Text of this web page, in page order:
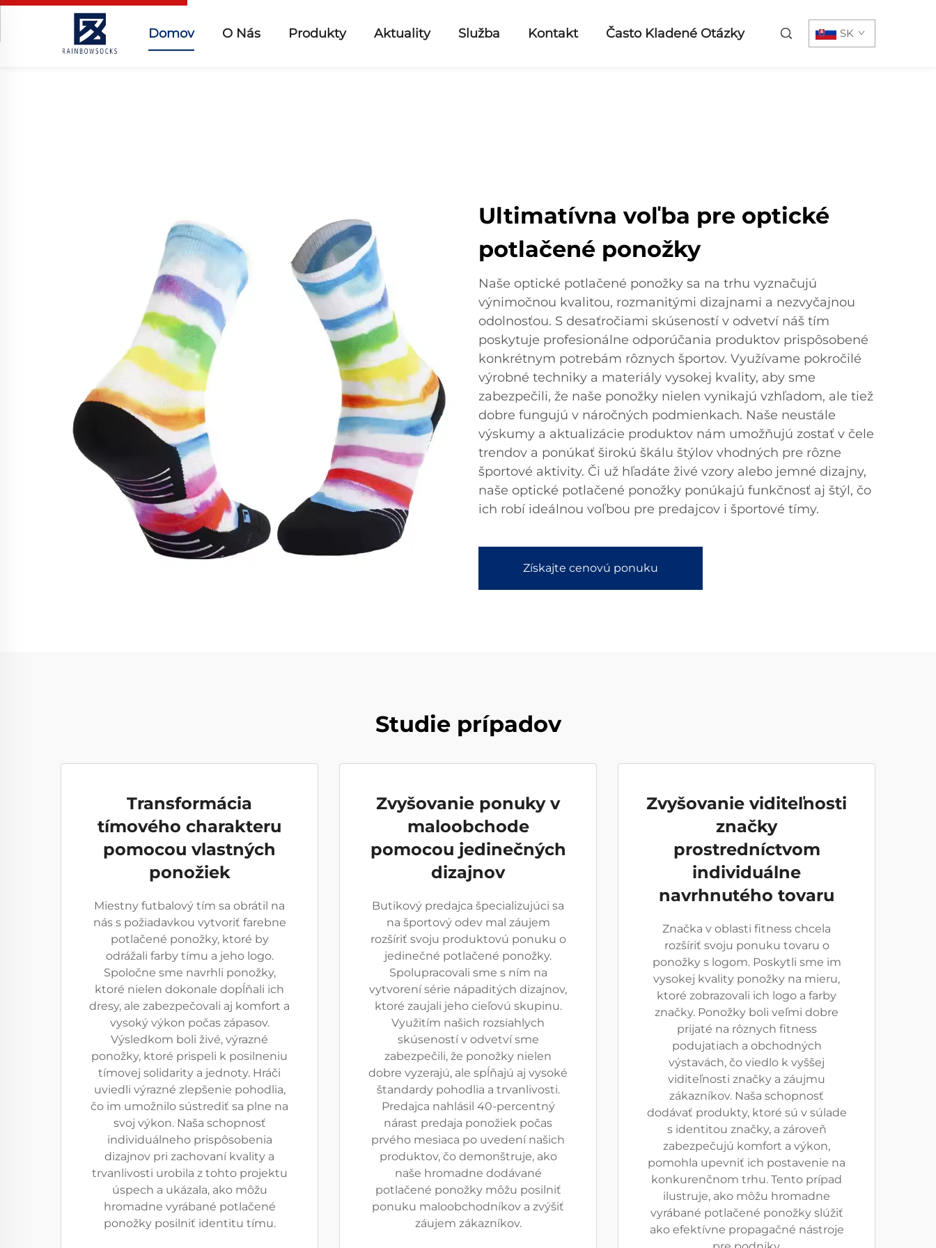
Domov O Nás Produkty Aktuality Služba Kontakt Často Kladené Otázky SK
Ultimatívna voľba pre optické
potlačené ponožky
Naše optické potlačené ponožky sa na trhu vyznačujú
výnimočnou kvalitou, rozmanitými dizajnami a nezvyčajnou
odolnosťou. S desaťročiami skúseností v odvetví náš tím
poskytuje profesionálne odporúčania produktov prispôsobené
konkrétnym potrebám rôznych športov. Využívame pokročilé
výrobné techniky a materiály vysokej kvality, aby sme
zabezpečili, že naše ponožky nielen vynikajú vzhľadom, ale tiež
dobre fungujú v náročných podmienkach. Naše neustále
výskumy a aktualizácie produktov nám umožňujú zostať v čele
trendov a ponúkať širokú škálu štýlov vhodných pre rôzne
športové aktivity. Či už hľadáte živé vzory alebo jemné dizajny,
naše optické potlačené ponožky ponúkajú funkčnosť aj štýl, čo
ich robí ideálnou voľbou pre predajcov i športové tímy.
Získajte cenovú ponuku
Studie prípadov
Transformácia
tímového charakteru
pomocou vlastných
ponožiek
Miestny futbalový tím sa obrátil na
nás s požiadavkou vytvoriť farebne
potlačené ponožky, ktoré by
odrážali farby tímu a jeho logo.
Spoločne sme navrhli ponožky,
ktoré nielen dokonale dopĺňali ich
dresy, ale zabezpečovali aj komfort a
vysoký výkon počas zápasov.
Výsledkom boli živé, výrazné
ponožky, ktoré prispeli k posilneniu
tímovej solidarity a jednoty. Hráči
uviedli výrazné zlepšenie pohodlia,
čo im umožnilo sústrediť sa plne na
svoj výkon. Naša schopnosť
individuálneho prispôsobenia
dizajnov pri zachovaní kvality a
trvanlivosti urobila z tohto projektu
úspech a ukázala, ako môžu
hromadne vyrábané potlačené
ponožky posilniť identitu tímu.
Zvyšovanie ponuky v
maloobchode
pomocou jedinečných
dizajnov
Butikový predajca špecializujúci sa
na športový odev mal záujem
rozšíriť svoju produktovú ponuku o
jedinečné potlačené ponožky.
Spolupracovali sme s ním na
vytvorení série nápaditých dizajnov,
ktoré zaujali jeho cieľovú skupinu.
Využitím našich rozsiahlych
skúseností v odvetví sme
zabezpečili, že ponožky nielen
dobre vyzerajú, ale spĺňajú aj vysoké
štandardy pohodlia a trvanlivosti.
Predajca nahlásil 40-percentný
nárast predaja ponožiek počas
prvého mesiaca po uvedení našich
produktov, čo demonštruje, ako
naše hromadne dodávané
potlačené ponožky môžu posilniť
ponuku maloobchodníkov a zvýšiť
záujem zákazníkov.
Zvyšovanie viditeľnosti
značky
prostredníctvom
individuálne
navrhnutého tovaru
Značka v oblasti fitness chcela
rozšíriť svoju ponuku tovaru o
ponožky s logom. Poskytli sme im
vysokej kvality ponožky na mieru,
ktoré zobrazovali ich logo a farby
značky. Ponožky boli veľmi dobre
prijaté na rôznych fitness
podujatiach a obchodných
výstavách, čo viedlo k vyššej
viditeľnosti značky a záujmu
zákazníkov. Naša schopnosť
dodávať produkty, ktoré sú v súlade
s identitou značky, a zároveň
zabezpečujú komfort a výkon,
pomohla upevniť ich postavenie na
konkurenčnom trhu. Tento prípad
ilustruje, ako môžu hromadne
vyrábané potlačené ponožky slúžiť
ako efektívne propagačné nástroje